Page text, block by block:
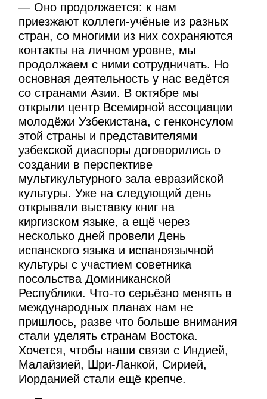
— Оно продолжается: к нам
приезжают коллеги-учёные из разных
стран, со многими из них сохраняются
контакты на личном уровне, мы
продолжаем с ними сотрудничать. Но
основная деятельность у нас ведётся
со странами Азии. В октябре мы
открыли центр Всемирной ассоциации
молодёжи Узбекистана, с генконсулом
этой страны и представителями
узбекской диаспоры договорились о
создании в перспективе
мультикультурного зала евразийской
культуры. Уже на следующий день
открывали выставку книг на
киргизском языке, а ещё через
несколько дней провели День
испанского языка и испаноязычной
культуры с участием советника
посольства Доминиканской
Республики. Что-то серьёзно менять в
международных планах нам не
пришлось, разве что больше внимания
стали уделять странам Востока.
Хочется, чтобы наши связи с Индией,
Малайзией, Шри-Ланкой, Сирией,
Иорданией стали ещё крепче.